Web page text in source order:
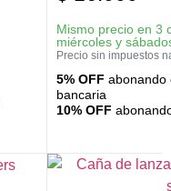
Mismo precio en 3
miércoles y
Precio sin impuestos
5% OFF abonando
bancaria
10% OFF